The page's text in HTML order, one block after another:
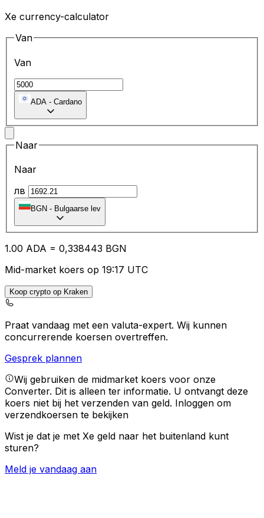
Xe currency-calculator
Van
Van
ADA - Cardano
Naar
Naar
лв
BGN - Bulgaarse lev
1.00 ADA = 0,338443 BGN
Mid-market koers op 19:17 UTC
Koop crypto op Kraken
Praat vandaag met een valuta-expert. Wij kunnen
concurrerende koersen overtreffen.
Gesprek plannen
Wij gebruiken de midmarket koers voor onze
Converter. Dit is alleen ter informatie. U ontvangt deze
koers niet bij het verzenden van geld. Inloggen om
verzendkoersen te bekijken
Wist je dat je met Xe geld naar het buitenland kunt
sturen?
Meld je vandaag aan